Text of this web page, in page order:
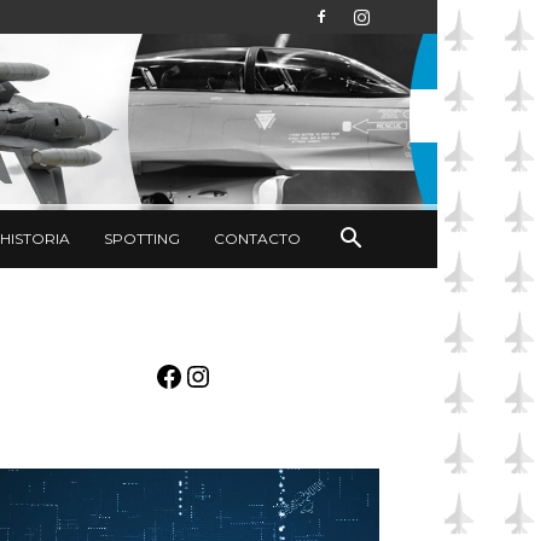
HISTORIA SPOTTING CONTACTO
Facebook
Instagram